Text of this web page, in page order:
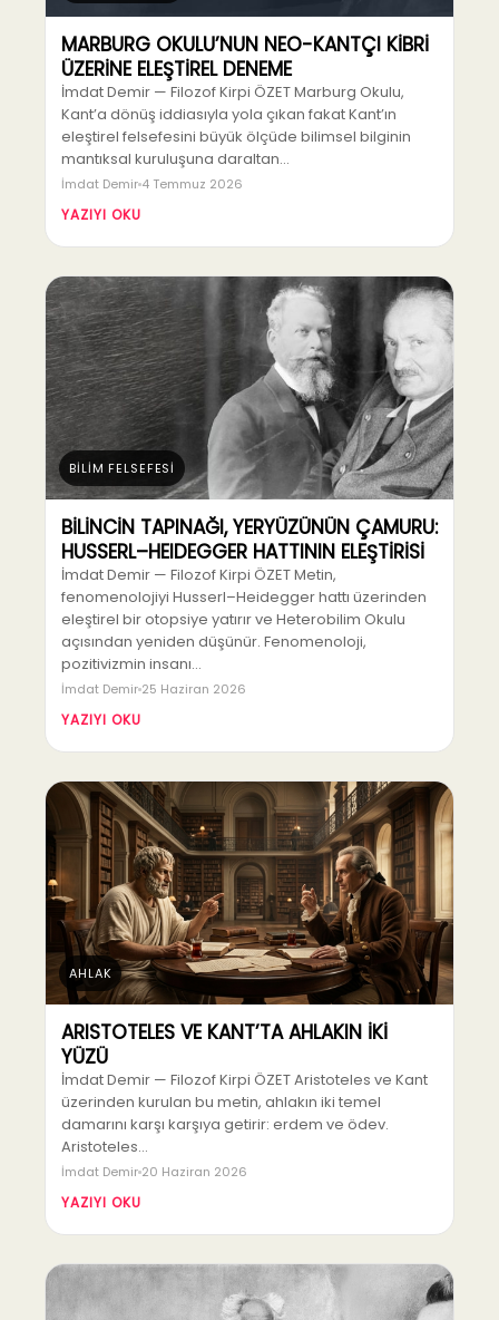
MARBURG OKULU’NUN NEO-KANTÇI KİBRİ
ÜZERİNE ELEŞTİREL DENEME
İmdat Demir — Filozof Kirpi ÖZET Marburg Okulu,
Kant’a dönüş iddiasıyla yola çıkan fakat Kant’ın
eleştirel felsefesini büyük ölçüde bilimsel bilginin
mantıksal kuruluşuna daraltan…
İmdat Demir 4 Temmuz 2026
YAZIYI OKU
BİLİM FELSEFESİ
BİLİNCİN TAPINAĞI, YERYÜZÜNÜN ÇAMURU:
HUSSERL–HEIDEGGER HATTININ ELEŞTİRİSİ
İmdat Demir — Filozof Kirpi ÖZET Metin,
fenomenolojiyi Husserl–Heidegger hattı üzerinden
eleştirel bir otopsiye yatırır ve Heterobilim Okulu
açısından yeniden düşünür. Fenomenoloji,
pozitivizmin insanı…
İmdat Demir 25 Haziran 2026
YAZIYI OKU
AHLAK
ARISTOTELES VE KANT’TA AHLAKIN İKİ
YÜZÜ
İmdat Demir — Filozof Kirpi ÖZET Aristoteles ve Kant
üzerinden kurulan bu metin, ahlakın iki temel
damarını karşı karşıya getirir: erdem ve ödev.
Aristoteles…
İmdat Demir 20 Haziran 2026
YAZIYI OKU